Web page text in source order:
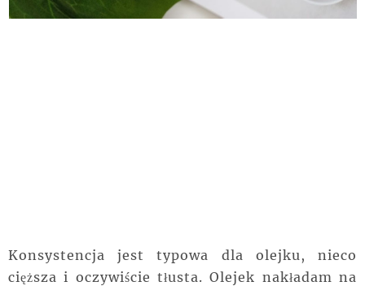
Konsystencja jest typowa dla olejku, nieco
cięższa i oczywiście tłusta. Olejek nakładam na